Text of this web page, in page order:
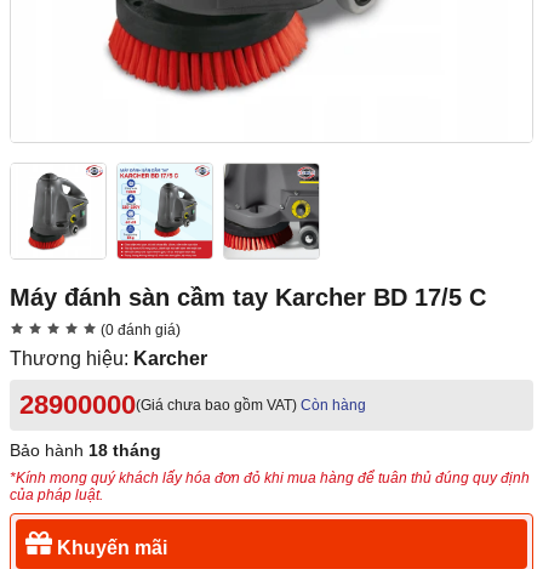
Máy đánh sàn cầm tay Karcher BD 17/5 C
(0 đánh giá)
Thương hiệu: Karcher
28900000(Giá chưa bao gồm VAT) Còn hàng
Bảo hành 18 tháng
*Kính mong quý khách lấy hóa đơn đỏ khi mua hàng để tuân thủ đúng quy định
của pháp luật.
Khuyến mãi